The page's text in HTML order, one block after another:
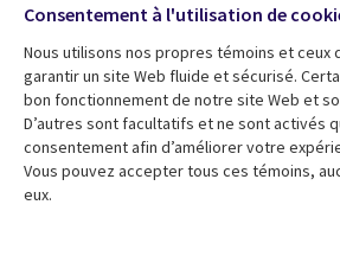
Ressources
Library
Links
Articles
Blog
Social
Media
FRANCE
Consentement à l'utilisation de
Nous utilisons nos propres témoins et ceux
garantir un site Web fluide et sécurisé.
bon fonctionnement de notre site Web et
D’autres sont facultatifs et ne sont activés
consentement afin d’améliorer votre
Vous pouvez accepter tous ces témoins,
eux.